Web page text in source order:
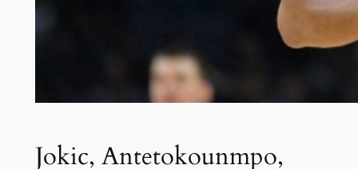
Jokic, Antetokounmpo,